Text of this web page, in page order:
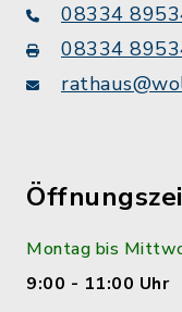
08334
08334
Montag bis
9:00 - 11:00 Uhr